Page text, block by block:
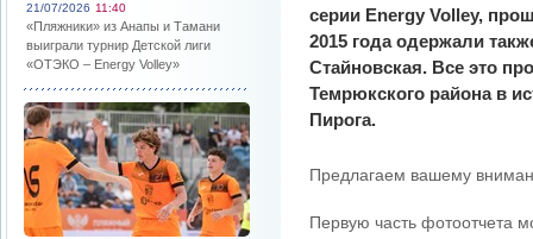
21/07/2026 11:40
«Пляжники» из Анапы и Тамани
выиграли турнир Детской лиги
«ОТЭКО – Energy Volley»
серии Energy Volley,
2015 года одержали
Стайновская. Все это
Темрюкского района в
Пирога.
Предлагаем вашему
Первую часть фотоотчета